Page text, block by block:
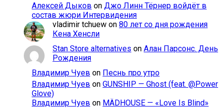
Алексей Дыков on Джо Линн Тёрнер войдёт в
состав жюри Интервидения
vladimir tchuew on 80 лет со дня рождения
Кена Хенсли
Stan Store alternatives on Алан Парсонс. День
Рождения
Владимир Чуев on Песнь про утро
Владимир Чуев on GUNSHIP — Ghost (feat. @Power
Glove)
Владимир Чуев on MÄDHOUSE — «Love Is Blind»